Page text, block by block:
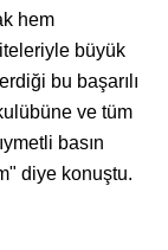
hem
büyük
bu başarılı
ve tüm
basın
diye konuştu.